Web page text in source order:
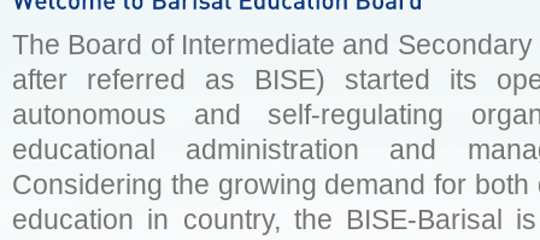
The Board of Intermediate and
after referred as BISE) started its
autonomous and self-regulating
educational administration and
Considering the growing demand for
education in country, the BISE-Barisal